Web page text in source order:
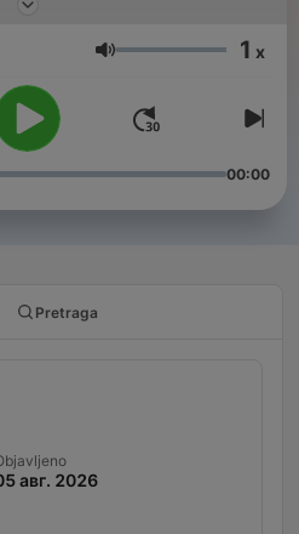
Jačina zvuka 1 x
00:00
Pretraga
авг. 2026